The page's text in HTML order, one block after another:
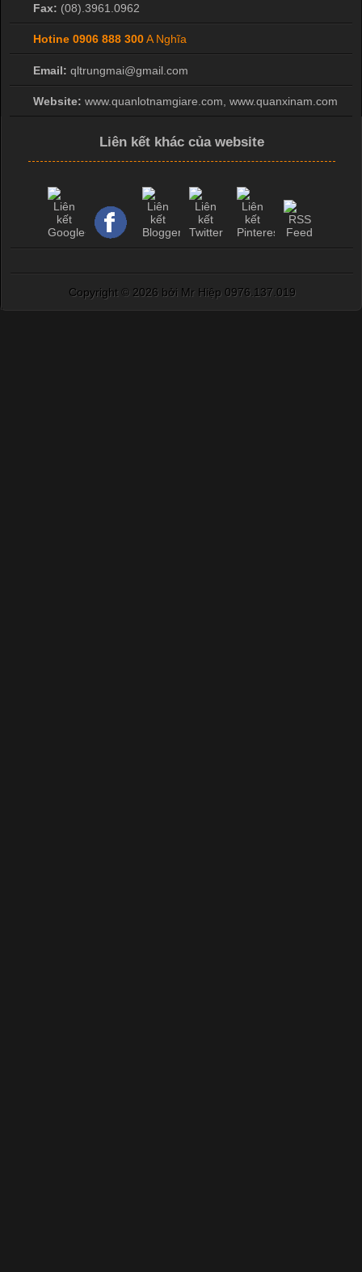
Fax: (08).3961.0962
Hotine 0906 888 300A Nghĩa
Email: qltrungmai@gmail.com
Website: www.quanlotnamgiare.com, www.quanxinam.com
Liên kết khác của website
Copyright © 2026 bởi Mr Hiệp 0976.137.019